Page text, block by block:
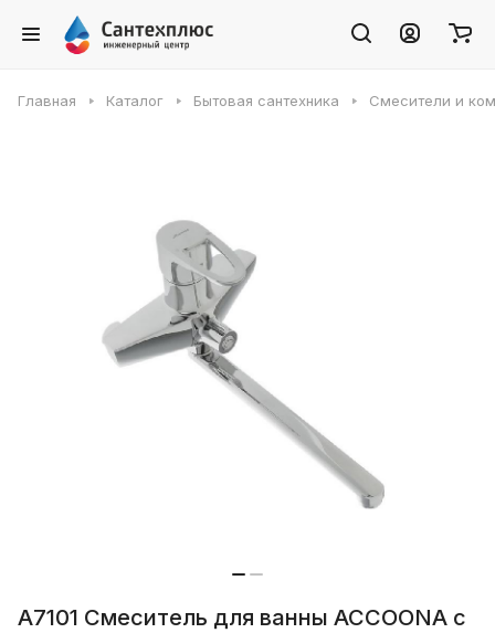
Главная Каталог Бытовая сантехника Смесители и
A7101 Смеситель для ванны ACCOONA с